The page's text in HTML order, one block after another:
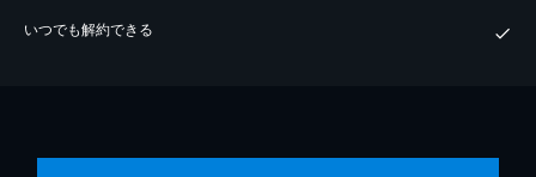
いつでも解約できる